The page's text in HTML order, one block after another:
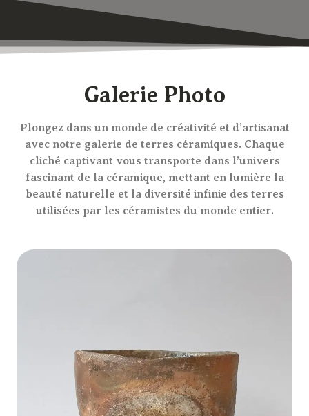
Galerie Photo
Plongez dans un monde de créativité et d’artisanat
avec notre galerie de terres céramiques. Chaque
cliché captivant vous transporte dans l’univers
fascinant de la céramique, mettant en lumière la
beauté naturelle et la diversité infinie des terres
utilisées par les céramistes du monde entier.